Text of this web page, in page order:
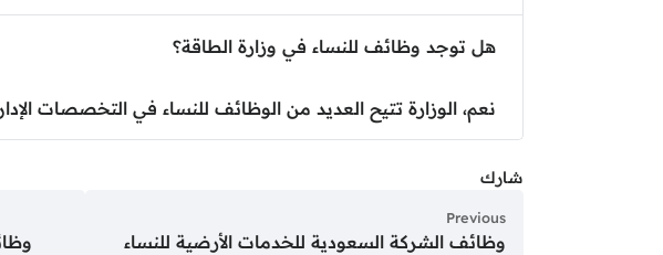
هل توجد وظائف للنساء في وزارة الطاقة؟
نعم، الوزارة تتيح العديد من الوظائف للنساء في التخصصات
شارك
Previous
وظائف الشركة السعودية للخدمات الأرضية للنساء